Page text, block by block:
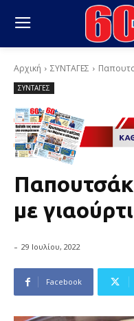
Αρχική ΣΥΝΤΑΓΕΣ
ΣΥΝΤΑΓΕΣ
με γιαούρτι
- 29 Ιουλίου, 2022
Facebook